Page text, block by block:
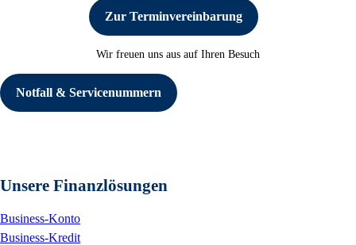
Zur Terminvereinbarung
Wir freuen uns aus auf Ihren Besuch
Notfall & Servicenummern
Unsere Finanzlösungen
Business-Konto
Business-Kredit